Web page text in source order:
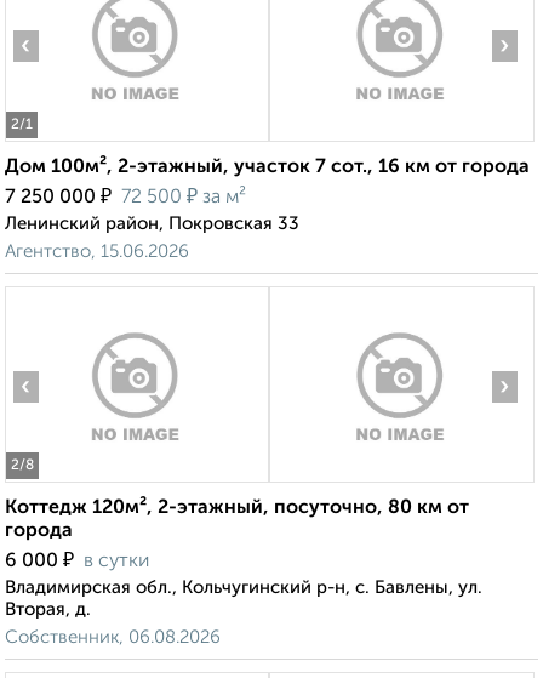
2/1
‹ ›
Дом 100м², 2-этажный, участок 7 сот., 16 км от города
7 250 000 ₽ 72 500 ₽ за м²
Ленинский район, Покровская 33
Агентство, 15.06.2026
2/8
‹ ›
Коттедж 120м², 2-этажный, посуточно, 80 км от
города
6 000 ₽ в сутки
Владимирская обл., Кольчугинский р-н, с. Бавлены, ул.
Вторая, д.
Собственник, 06.08.2026